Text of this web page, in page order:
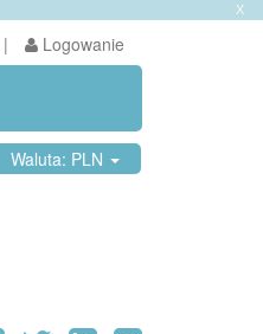
X
| Logowanie
Waluta: PLN